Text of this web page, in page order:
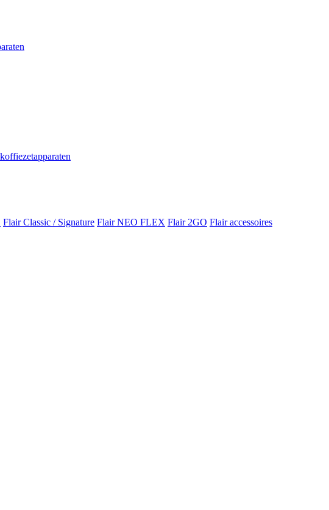
Flair Classic / Signature Flair NEO FLEX Flair 2GO Flair accessoires